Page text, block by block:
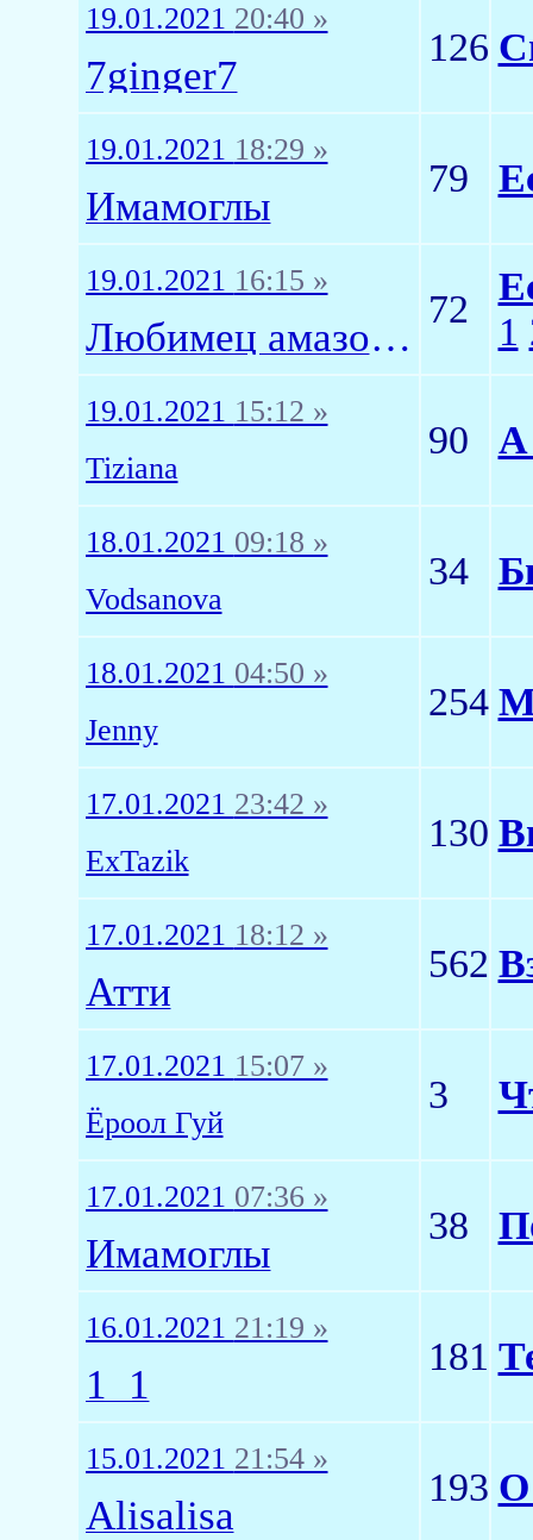
19.01.2021 20:40 »
7ginger7
126
19.01.2021 18:29 »
Имамоглы
79
19.01.2021 16:15 »
Любимец амазонок
72
1
19.01.2021 15:12 »
Tiziana
90 А
18.01.2021 09:18 »
Vodsanova
34
18.01.2021 04:50 »
Jenny
254
17.01.2021 23:42 »
ExTazik
130
17.01.2021 18:12 »
Атти
562
17.01.2021 15:07 »
Ёроол Гуй
3
17.01.2021 07:36 »
Имамоглы
38
16.01.2021 21:19 »
1_1
181
15.01.2021 21:54 »
Alisalisa
193 О